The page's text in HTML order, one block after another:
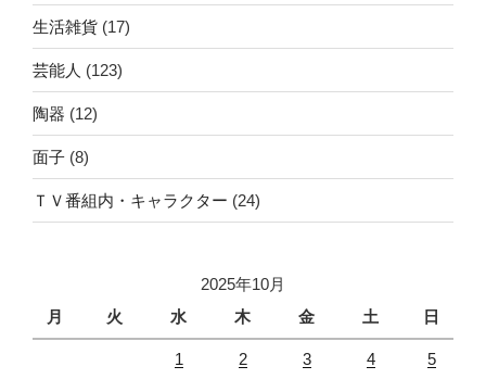
生活雑貨 (17)
芸能人 (123)
陶器 (12)
面子 (8)
ＴＶ番組内・キャラクター (24)
2025年10月
月
火 水 木 金 土 日
1 2 3 4 5